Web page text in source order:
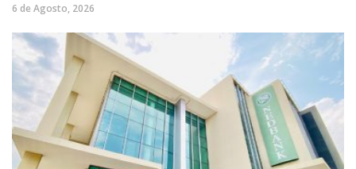
6 de Agosto, 2026